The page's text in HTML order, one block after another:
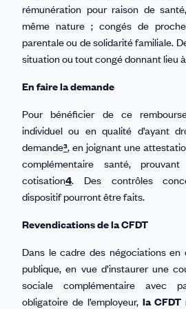
rémunération pour raison de
même nature ; congés de
parentale ou de solidarité familiale.
situation ou tout congé donnant lieu
En faire la demande
Pour bénéficier de ce
individuel ou en qualité d’ayant
demande³, en joignant une
complémentaire santé, prouvant
cotisation4. Des contrôles
dispositif pourront être faits.
Revendications de la CFDT
Dans le cadre des négociations
publique, en vue d’instaurer une
sociale complémentaire avec
obligatoire de l’employeur, la